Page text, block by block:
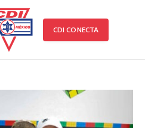
CDI CONECTA